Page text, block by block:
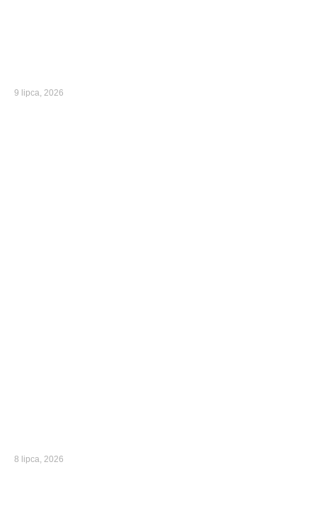
9 lipca, 2026
8 lipca, 2026